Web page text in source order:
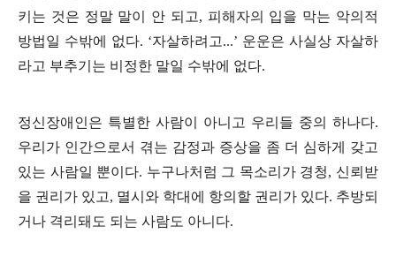
키는 것은 정말 말이 안 되고, 피해자의 입을 막는 악의적
방법일 수밖에 없다. ‘자살하려고...’ 운운은 사실상 자살하
라고 부추기는 비정한 말일 수밖에 없다.
정신장애인은 특별한 사람이 아니고 우리들 중의 하나다.
우리가 인간으로서 겪는 감정과 증상을 좀 더 심하게 갖고
있는 사람일 뿐이다. 누구나처럼 그 목소리가 경청, 신뢰받
을 권리가 있고, 멸시와 학대에 항의할 권리가 있다. 추방되
거나 격리돼도 되는 사람도 아니다.